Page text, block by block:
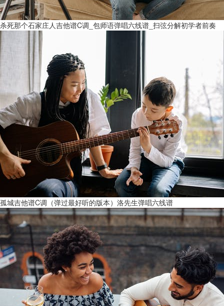
杀死那个石家庄人吉他谱C调_包师语弹唱六线谱_扫弦分解初学者前奏
孤城吉他谱C调（弹过最好听的版本）洛先生弹唱六线谱